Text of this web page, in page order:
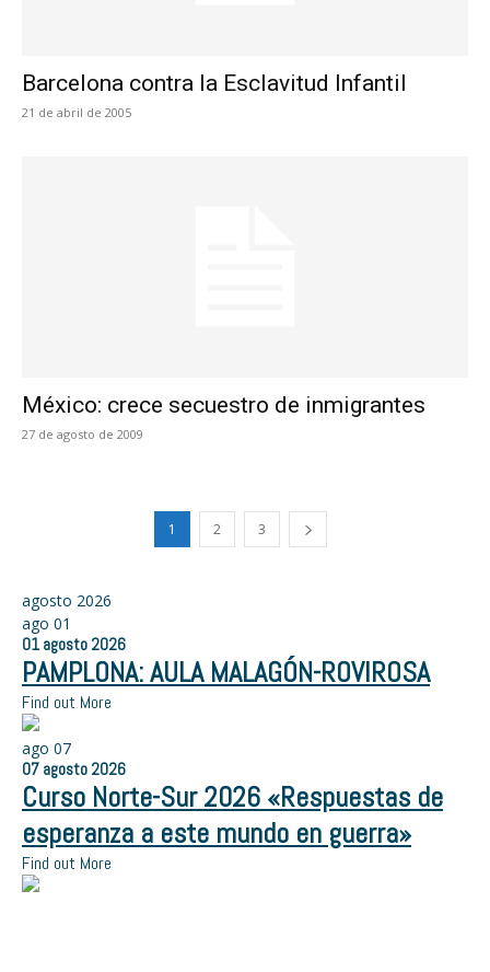
Barcelona contra la Esclavitud Infantil
21 de abril de 2005
México: crece secuestro de inmigrantes
27 de agosto de 2009
1 2 3
agosto 2026
ago 01
01 agosto 2026
PAMPLONA: AULA MALAGÓN-ROVIROSA
Find out More
ago 07
07 agosto 2026
Curso Norte-Sur 2026 «Respuestas de
esperanza a este mundo en guerra»
Find out More